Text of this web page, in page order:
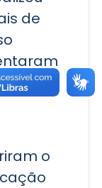
de
o